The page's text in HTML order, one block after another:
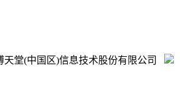
天堂(中国区)信息技术股份有限公司